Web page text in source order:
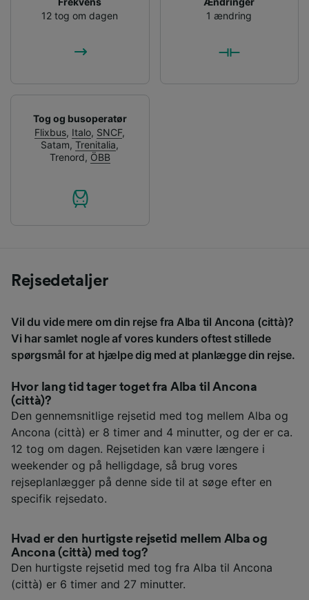
12 tog om dagen
1 ændring
Tog og busoperatør
Flixbus, Italo, SNCF,
Satam,Trenitalia,
Trenord, ÖBB
Rejsedetaljer
Vil du vide mere om din rejse fra Alba til Ancona (città)?
Vi har samlet nogle af vores kunders oftest stillede
spørgsmål for at hjælpe dig med at planlægge din rejse.
Hvor lang tid tager toget fra Alba til Ancona
(città)?
Den gennemsnitlige rejsetid med tog mellem Alba og
Ancona (città) er 8 timer and 4 minutter, og der er ca.
12 tog om dagen. Rejsetiden kan være længere i
weekender og på helligdage, så brug vores
rejseplanlægger på denne side til at søge efter en
specifik rejsedato.
Hvad er den hurtigste rejsetid mellem Alba og
Ancona (città) med tog?
Den hurtigste rejsetid med tog fra Alba til Ancona
(città) er 6 timer and 27 minutter.